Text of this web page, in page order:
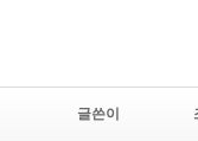
글쓴이